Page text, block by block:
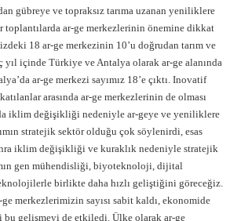
gübreye ve topraksız tarıma uzanan yeniliklere
toplantılarda ar-ge merkezlerinin önemine dikkat
18 ar-ge merkezinin 10’u doğrudan tarım ve
içinde Türkiye ve Antalya olarak ar-ge alanında
ar-ge merkezi sayımız 18’e çıktı. Inovatif
arasında ar-ge merkezlerinin de olması
iklim değişikliği nedeniyle ar-geye ve yeniliklere
stratejik sektör olduğu çok söylenirdi, esas
iklim değişikliği ve kuraklık nedeniyle stratejik
gen mühendisliği, biyoteknoloji, dijital
birlikte daha hızlı geliştiğini göreceğiz.
merkezlerimizin sayısı sabit kaldı, ekonomide
bu gelişmeyi de etkiledi. Ülke olarak ar-ge